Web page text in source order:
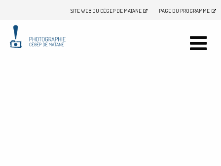
SITE WEB DU CÉGEP DE MATANE PAGE DU PROGRAMME